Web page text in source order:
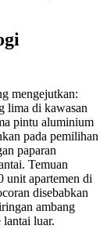
mengejutkan:
lima di kawasan
pintu aluminium
pada pemilihan
paparan
Temuan
unit apartemen di
disebabkan
ambang
lantai luar.